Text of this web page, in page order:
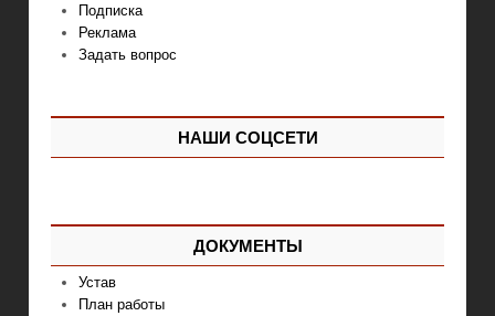
Подписка
Реклама
Задать вопрос
НАШИ СОЦСЕТИ
ДОКУМЕНТЫ
Устав
План работы